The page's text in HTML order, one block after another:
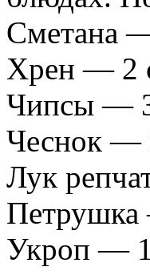
Сметана
Хрен — 2
Чипсы —
Чеснок —
Лук
Укроп —